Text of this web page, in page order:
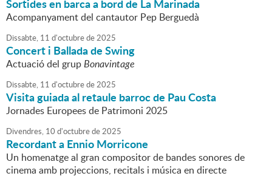
Sortides en barca a bord de La Marinada
Acompanyament del cantautor Pep Berguedà
Dissabte, 11 d'octubrede2025
Concert i Ballada de Swing
Actuació del grupBonavintage
Dissabte, 11 d'octubrede2025
Visita guiada al retaule barroc de Pau Costa
Jornades Europees de Patrimoni 2025
Divendres, 10 d'octubrede2025
Recordant a Ennio Morricone
Un homenatge al gran compositor de bandes sonores de
cinema amb projeccions, recitals i música en directe